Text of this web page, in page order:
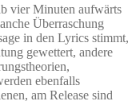
vier Minuten aufwärts
Überraschung
in den Lyrics stimmt,
gewettert, andere
ebenfalls
am Release sind